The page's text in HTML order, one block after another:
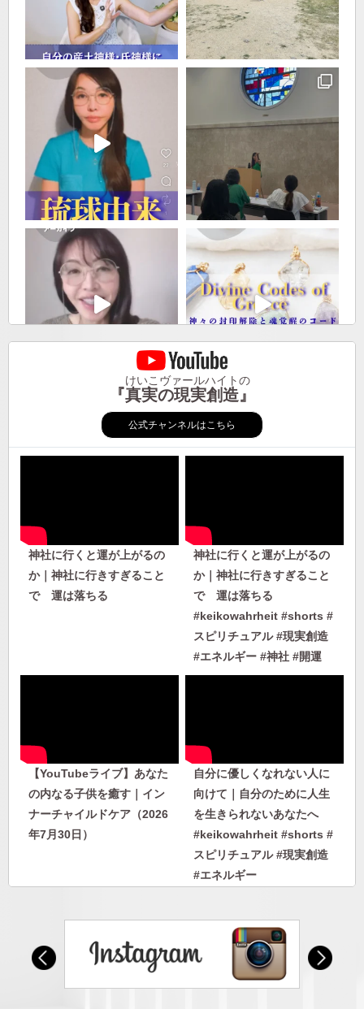
けいこヴァールハイトの
『真実の現実創造』
公式チャンネルはこちら
神社に行くと運が上がるの
か｜神社に行きすぎること
で 運は落ちる
神社に行くと運が上がるの
か｜神社に行きすぎること
で 運は落ちる
#keikowahrheit #shorts #
スピリチュアル #現実創造
#エネルギー #神社 #開運
【YouTubeライブ】あなた
の内なる子供を癒す｜イン
ナーチャイルドケア（2026
年7月30日）
自分に優しくなれない人に
向けて｜自分のために人生
を生きられないあなたへ
#keikowahrheit #shorts #
スピリチュアル #現実創造
#エネルギー
自分に優しくなれない人に
人から否定されないエネル